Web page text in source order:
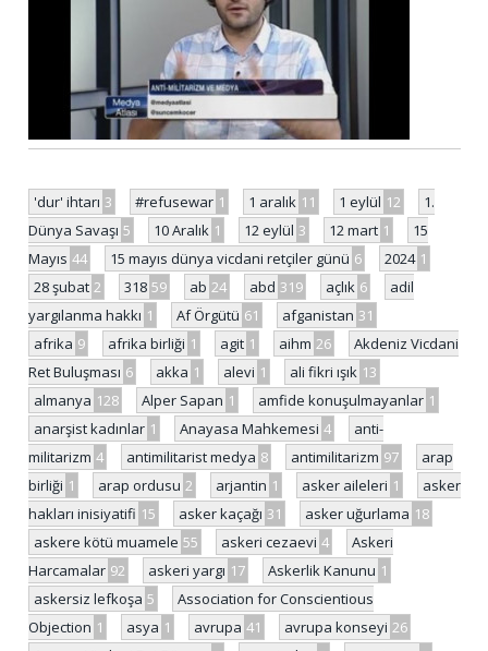
'dur' ihtarı 3 #refusewar 1 1 aralık 11 1 eylül 12
1.
Dünya Savaşı 5 10 Aralık 1 12 eylül 3 12 mart 1
15
Mayıs 44 15 mayıs dünya vicdani retçiler günü 6 2024 1
28 şubat 2 318 59 ab 24 abd 319 açlık 6
adil
yargılanma hakkı 1 Af Örgütü 61 afganistan 31
afrika 9 afrika birliği 1 agit 1 aihm 26
Akdeniz Vicdani
Ret Buluşması 6 akka 1 alevi 1 ali fikri ışık 13
almanya 128 Alper Sapan 1 amfide konuşulmayanlar 1
anarşist kadınlar 1 Anayasa Mahkemesi 4
anti-
militarizm 4 antimilitarist medya 8 antimilitarizm 97
arap
birliği 1 arap ordusu 2 arjantin 1 asker aileleri 1
asker
hakları inisiyatifi 15 asker kaçağı 31 asker uğurlama 18
askere kötü muamele 55 askeri cezaevi 4
Askeri
Harcamalar 92 askeri yargı 17 Askerlik Kanunu 1
askersiz lefkoşa 5
Association for Conscientious
Objection 1 asya 1 avrupa 41 avrupa konseyi 26